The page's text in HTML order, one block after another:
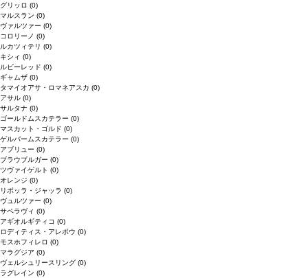
グリッロ (0)
マルスラン (0)
ヴァルツァー (0)
コロリーノ (0)
ルカツィテリ (0)
キシィ (0)
ルビーレッド (0)
ギャムザ (0)
タマイオアサ・ロマネアスカ (0)
アサル (0)
サルタナ (0)
ゴールドムスカテラー (0)
マスカット・ゴルド (0)
ゲルバームスカテラー (0)
アブリュー (0)
ブラウブルガー (0)
ツヴァイゲルト (0)
オレンジ (0)
リボッラ・ジャッラ (0)
ヴュルツァー (0)
サペラヴィ (0)
アギオルギティコ (0)
ロディティス・アレポウ (0)
モスホフィレロ (0)
マラグジア (0)
ヴェルシュリースリング (0)
ラグレイン (0)